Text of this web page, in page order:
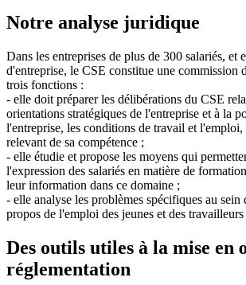
Notre analyse juridique
Dans les entreprises de plus de 300 salariés, et
d'entreprise, le CSE constitue une commission
trois fonctions :
- elle doit préparer les délibérations du CSE
orientations stratégiques de l'entreprise et à la
l'entreprise, les conditions de travail et l'emploi,
relevant de sa compétence ;
- elle étudie et propose les moyens qui
l'expression des salariés en matière de
leur information dans ce domaine ;
- elle analyse les problèmes spécifiques au sein
propos de l'emploi des jeunes et des travailleurs
Des outils utiles à la mise en
réglementation